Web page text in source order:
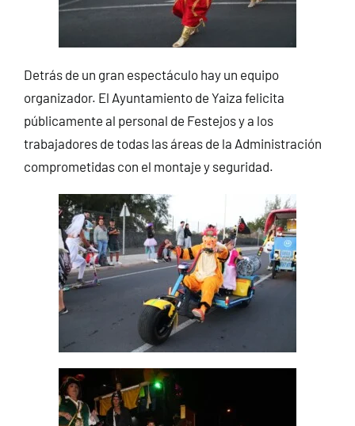
Detrás de un gran espectáculo hay un equipo
organizador. El Ayuntamiento de Yaiza felicita
públicamente al personal de Festejos y a los
trabajadores de todas las áreas de la Administración
comprometidas con el montaje y seguridad.